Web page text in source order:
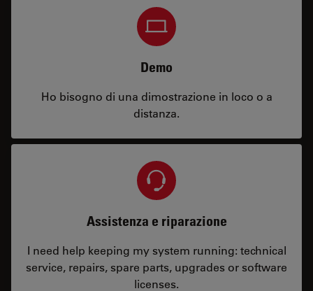
Demo
Ho bisogno di una dimostrazione in loco o a
distanza.
Assistenza e riparazione
I need help keeping my system running: technical
service, repairs, spare parts, upgrades or software
licenses.